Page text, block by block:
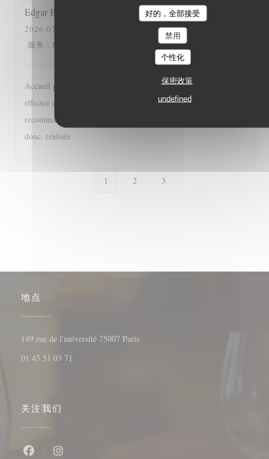
好的，全部接受
禁用
个性化
保密政策
undefined
Edgar B
2026-07-15
服务 : 5 质价比: 5/5
Accueil particulièrement sympathique, service diligent et
efficace cuisine classique bien réalisée, bref une adresse à
recommander à tous les gourmands et gourmets, A très bientôt
donc. réalisée
1 2 3
地点
149 rue de l'université 75007 Paris((在新窗口中打开))
01 45 51 03 71
关注我们